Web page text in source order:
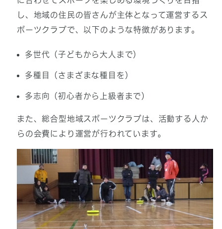
し、地域の住民の皆さんが主体となって運営するス
ポーツクラブで、以下のような特徴があります。
多世代（子どもから大人まで）
多種目（さまざまな種目を）
多志向（初心者から上級者まで）
また、総合型地域スポーツクラブは、活動する人か
らの会費により運営が行われています。